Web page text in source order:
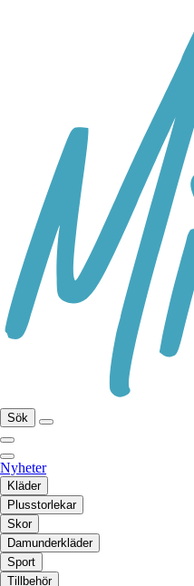
Sök
Nyheter
Kläder
Plusstorlekar
Skor
Damunderkläder
Sport
Tillbehör